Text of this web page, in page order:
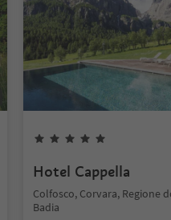
Hotel Cappella
Colfosco, Corvara, Regione
Badia